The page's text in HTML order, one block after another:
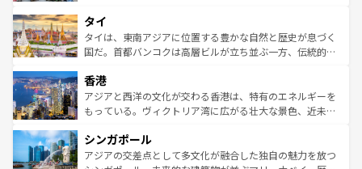
リティに包まれながら、韓国の多彩な魅力を心ゆくまで味
わってみてほしい。 なお、新着の韓国情報はコンテンツ一
覧を参照してほしい。
急速な発展と共に伝統が息づく。ハノイの古い町並みやホ
ーチミン市のフランス統治時代の建物も、独特の雰囲気を
醸し出している。また、バラエティの豊かさとおいしさで
とつ。フォーやバインミー、ベトナムコーヒーなどは、ぜ
ひ現地で味わいたい。どの地域を訪れてもあたたかい人々
が旅行者を迎えてくれるので、きっと忘れられない旅にな
参照してほしい。
タイ
タイは、東南アジアに位置する豊かな自然と歴史が息づく
国だ。首都バンコクは高層ビルが立ち並ぶ一方、伝統的な
の活気が交差している。北部ではチェンマイなどの山岳地
帯で自然と触れ合い、南部ではプーケットやクラビの美し
いビーチでリゾート気分を楽しむことができる。タイ料理
激する。気候は一年中温暖で、どの季節にも異なる楽しみ
が待っている。親しみやすいタイの人々、仏教を中心とし
香港
アジアと西洋の文化が交わる香港は、特有のエネルギーを
もっている。ヴィクトリア湾に広がる壮大な景色、近未来
み、どこを訪れても感動するはず。観光スポットが密集し
ており、効率よく見どころを回れるのも魅力。息をのむよ
シンガポール
アジアの交差点として多文化が融合した独自の魅力を放つ